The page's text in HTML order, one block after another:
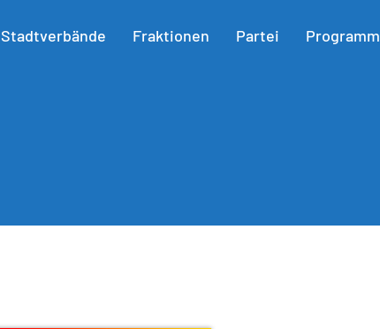
Stadtverbände Fraktionen Partei Programm